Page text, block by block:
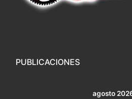
PUBLICACIONES
agosto